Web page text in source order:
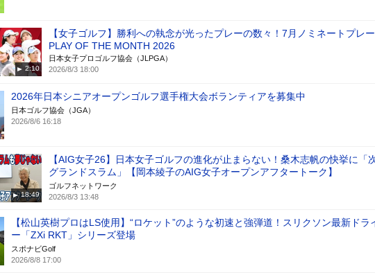
2:10
【女子ゴルフ】勝利への執念が光ったプレーの数々！7月ノミネートプレー
PLAY OF THE MONTH 2026
日本女子プロゴルフ協会（JLPGA）
2026/8/3 18:00
2026年日本シニアオープンゴルフ選手権大会ボランティアを募集中
日本ゴルフ協会（JGA）
2026/8/6 16:18
18:49
【AIG女子26】日本女子ゴルフの進化が止まらない！桑木志帆の快挙に「
グランドスラム」【岡本綾子のAIG女子オープンアフタートーク】
ゴルフネットワーク
2026/8/3 13:48
【松山英樹プロはLS使用】“ロケット”のような初速と強弾道！スリクソン最新ドラ
ー「ZXi RKT」シリーズ登場
スポナビGolf
2026/8/8 17:00